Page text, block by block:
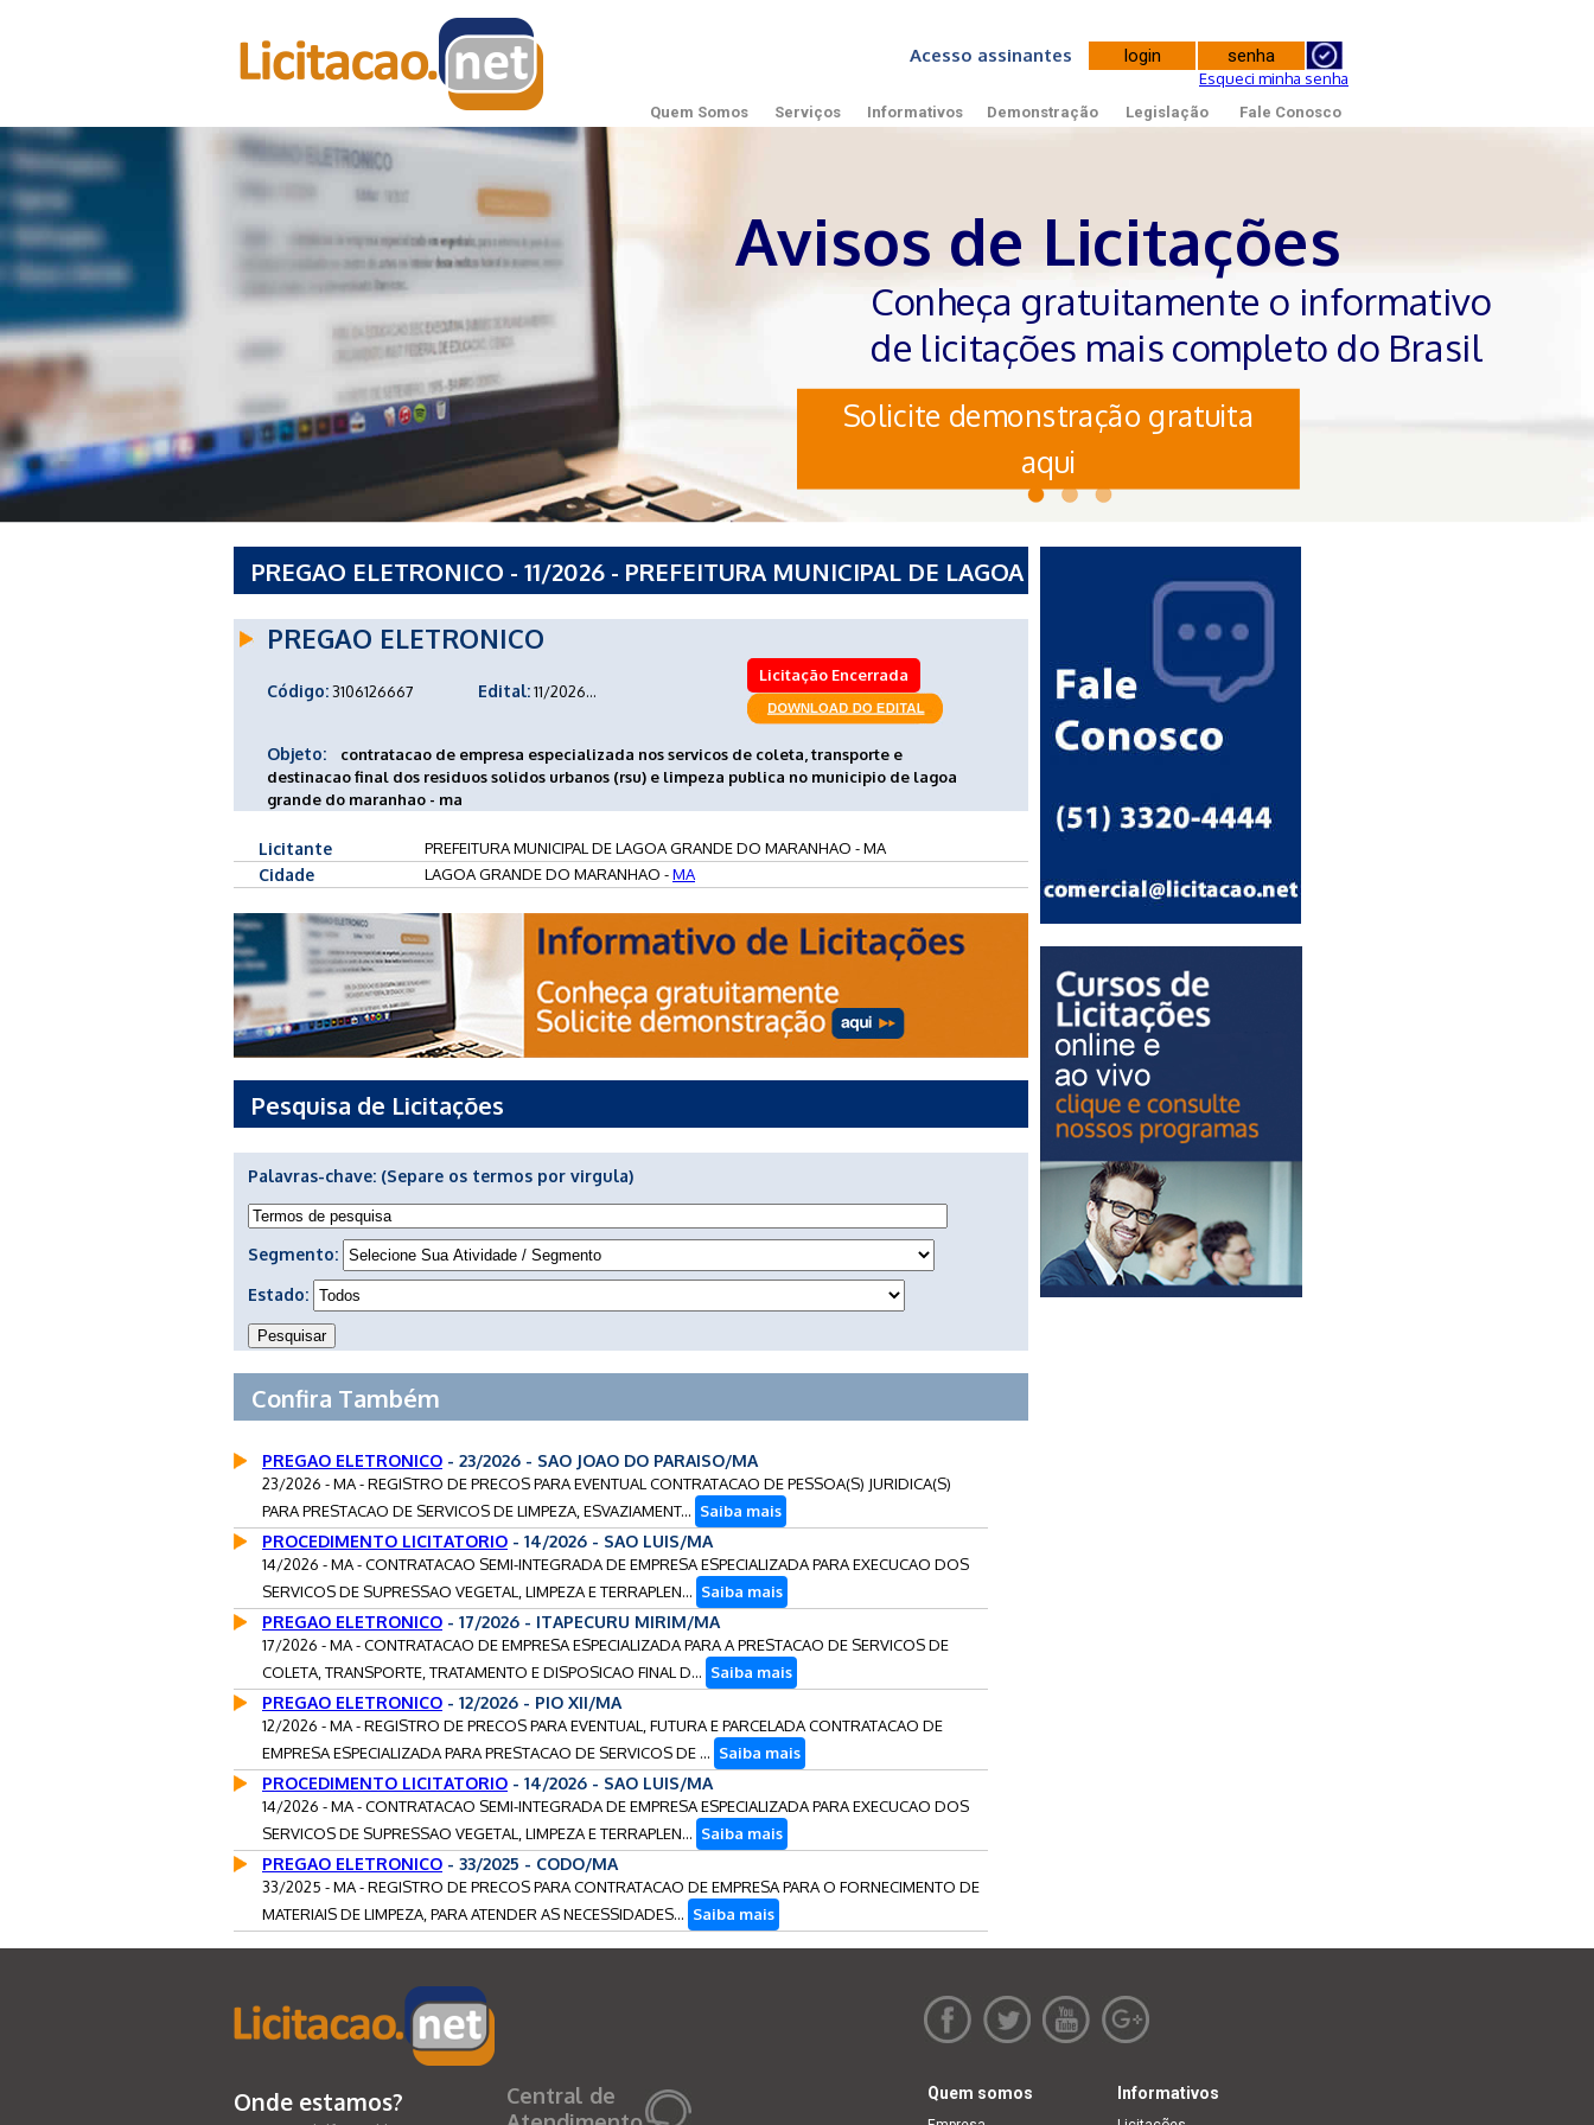
Acesso assinantes
Esqueci minha senha
Quem Somos Serviços Informativos Demonstração Legislação Fale Conosco
Avisos de Licitações
Conheça gratuitamente o informativo
de licitações mais completo do Brasil
Solicite demonstração gratuita
aqui
PREGAO ELETRONICO - 11/2026 - PREFEITURA MUNICIPAL DE LAGOA
PREGAO ELETRONICO
Código:3106126667 Edital:11/2026...
Licitação Encerrada
Objeto:
contratacao de empresa especializada nos servicos de coleta, transporte e
destinacao final dos residuos solidos urbanos (rsu) e limpeza publica no municipio de lagoa
grande do maranhao - ma
Licitante PREFEITURA MUNICIPAL DE LAGOA GRANDE DO MARANHAO - MA
Cidade LAGOA GRANDE DO MARANHAO -MA
Pesquisa de Licitações
Palavras-chave: (Separe os termos por virgula)
Segmento:
Estado:
Confira Também
PREGAO ELETRONICO - 23/2026 - SAO JOAO DO PARAISO/MA
23/2026 - MA - REGISTRO DE PRECOS PARA EVENTUAL CONTRATACAO DE PESSOA(S) JURIDICA(S)
PARA PRESTACAO DE SERVICOS DE LIMPEZA, ESVAZIAMENT... Saiba mais
PROCEDIMENTO LICITATORIO - 14/2026 - SAO LUIS/MA
14/2026 - MA - CONTRATACAO SEMI-INTEGRADA DE EMPRESA ESPECIALIZADA PARA EXECUCAO DOS
SERVICOS DE SUPRESSAO VEGETAL, LIMPEZA E TERRAPLEN... Saiba mais
PREGAO ELETRONICO - 17/2026 - ITAPECURU MIRIM/MA
17/2026 - MA - CONTRATACAO DE EMPRESA ESPECIALIZADA PARA A PRESTACAO DE SERVICOS DE
COLETA, TRANSPORTE, TRATAMENTO E DISPOSICAO FINAL D... Saiba mais
PREGAO ELETRONICO - 12/2026 - PIO XII/MA
12/2026 - MA - REGISTRO DE PRECOS PARA EVENTUAL, FUTURA E PARCELADA CONTRATACAO DE
EMPRESA ESPECIALIZADA PARA PRESTACAO DE SERVICOS DE ... Saiba mais
PROCEDIMENTO LICITATORIO - 14/2026 - SAO LUIS/MA
14/2026 - MA - CONTRATACAO SEMI-INTEGRADA DE EMPRESA ESPECIALIZADA PARA EXECUCAO DOS
SERVICOS DE SUPRESSAO VEGETAL, LIMPEZA E TERRAPLEN... Saiba mais
PREGAO ELETRONICO - 33/2025 - CODO/MA
33/2025 - MA - REGISTRO DE PRECOS PARA CONTRATACAO DE EMPRESA PARA O FORNECIMENTO DE
MATERIAIS DE LIMPEZA, PARA ATENDER AS NECESSIDADES... Saiba mais
Onde estamos?
Central de
Quem somos Informativos